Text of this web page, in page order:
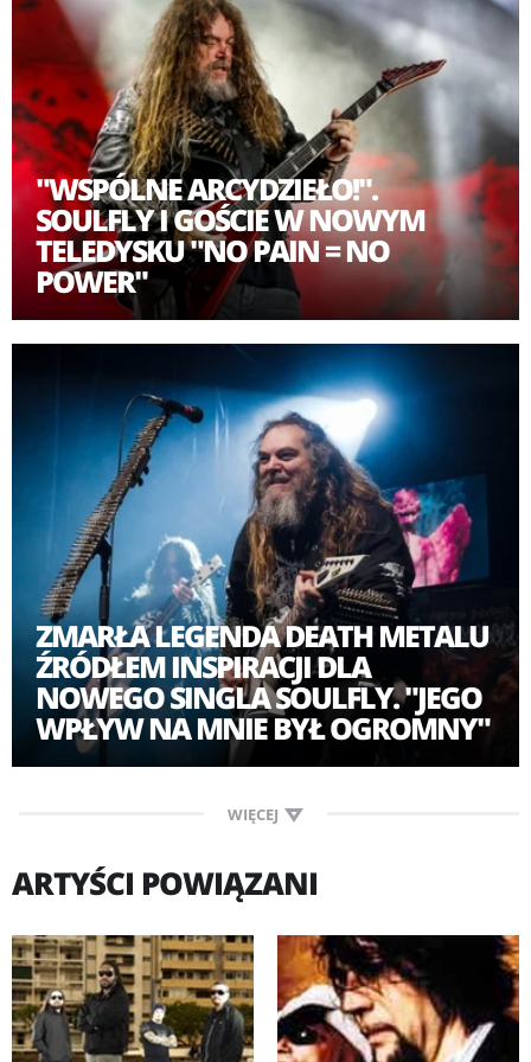
"WSPÓLNE ARCYDZIEŁO!".
SOULFLY I GOŚCIE W NOWYM
TELEDYSKU "NO PAIN = NO
POWER"
ZMARŁA LEGENDA DEATH METALU
ŹRÓDŁEM INSPIRACJI DLA
NOWEGO SINGLA SOULFLY. "JEGO
WPŁYW NA MNIE BYŁ OGROMNY"
WIĘCEJ
ARTYŚCI POWIĄZANI